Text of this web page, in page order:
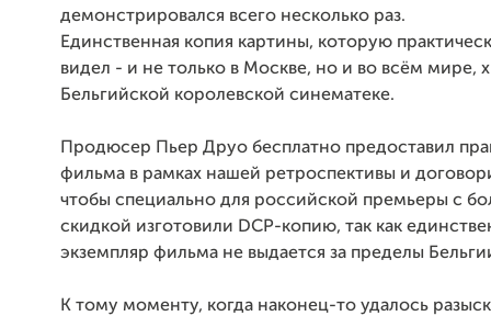
демонстрировался всего несколько раз.
Единственная копия картины, которую
видел - и не только в Москве, но и во всём мире,
Бельгийской королевской синематеке.
Продюсер Пьер Друо бесплатно предоставил
фильма в рамках нашей ретроспективы и
чтобы специально для российской премьеры с
скидкой изготовили DCP-копию, так как
экземпляр фильма не выдается за пределы
К тому моменту, когда наконец-то удалось